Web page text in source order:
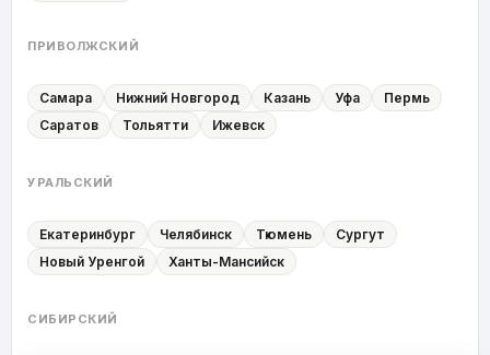
ПРИВОЛЖСКИЙ
Самара Нижний Новгород Казань Уфа
Пермь
Саратов
Тольятти Ижевск
УРАЛЬСКИЙ
Екатеринбург Челябинск Тюмень
Сургут
Новый Уренгой
Ханты-Мансийск
СИБИРСКИЙ